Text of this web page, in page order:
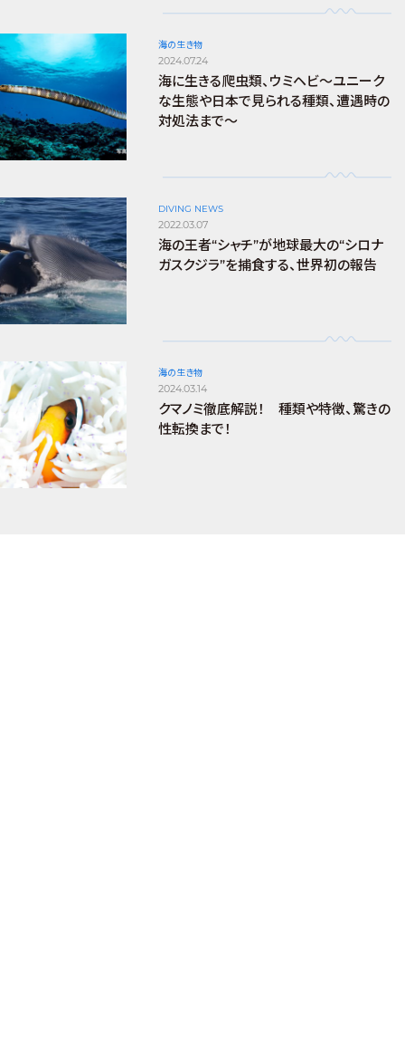
海の生き物
2024.07.24
海に生きる爬虫類、ウミヘビ～ユニーク
な生態や日本で見られる種類、遭遇時の
対処法まで～
DIVING NEWS
2022.03.07
海の王者“シャチ”が地球最大の“シロナ
ガスクジラ”を捕食する、世界初の報告
海の生き物
2024.03.14
クマノミ徹底解説！ 種類や特徴、驚きの
性転換まで！